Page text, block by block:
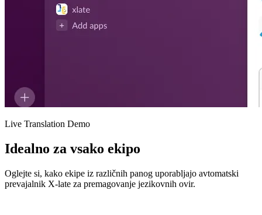
Live Translation Demo
Idealno za vsako ekipo
Oglejte si, kako ekipe iz različnih panog uporabljajo avtomatski
prevajalnik X-late za premagovanje jezikovnih ovir.